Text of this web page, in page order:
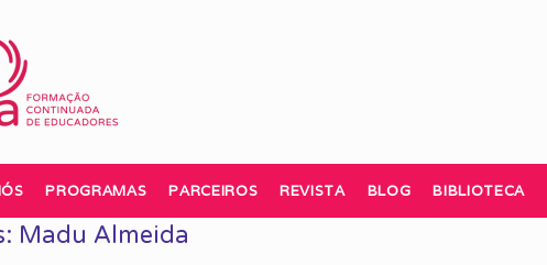
PROGRAMAS PARCEIROS REVISTA BLOG BIBLIOTECA
Madu Almeida